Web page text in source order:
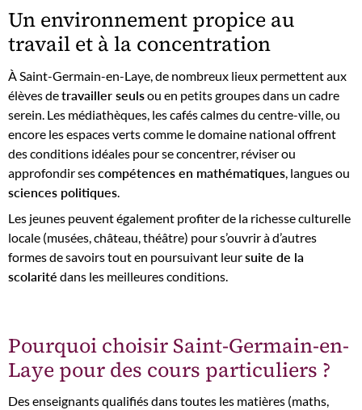
Un environnement propice au
travail et à la concentration
À Saint-Germain-en-Laye, de nombreux lieux permettent aux
élèves detravailler seulsou en petits groupes dans un cadre
serein. Les médiathèques, les cafés calmes du centre-ville, ou
encore les espaces verts comme le domaine national offrent
des conditions idéales pour se concentrer, réviser ou
approfondir sescompétences en mathématiques, langues ou
sciences politiques.
Les jeunes peuvent également profiter de la richesse culturelle
locale (musées, château, théâtre) pour s’ouvrir à d’autres
formes de savoirs tout en poursuivant leursuite de la
scolarité dans les meilleures conditions.
Pourquoi choisir Saint-Germain-en-
Laye pour des cours particuliers ?
Des enseignants qualifiés dans toutes les matières (maths,